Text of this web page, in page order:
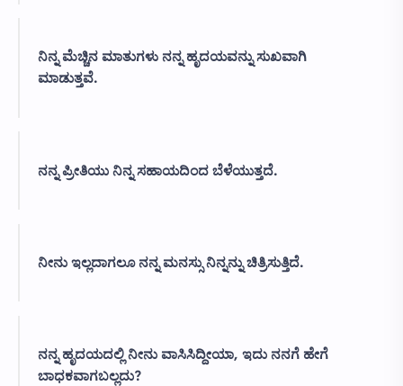
ನಿನ್ನ ಮೆಚ್ಚಿನ ಮಾತುಗಳು ನನ್ನ ಹೃದಯವನ್ನು ಸುಖವಾಗಿ
ಮಾಡುತ್ತವೆ.
ನನ್ನ ಪ್ರೀತಿಯು ನಿನ್ನ ಸಹಾಯದಿಂದ ಬೆಳೆಯುತ್ತದೆ.
ನೀನು ಇಲ್ಲದಾಗಲೂ ನನ್ನ ಮನಸ್ಸು ನಿನ್ನನ್ನು ಚಿತ್ರಿಸುತ್ತಿದೆ.
ನನ್ನ ಹೃದಯದಲ್ಲಿ ನೀನು ವಾಸಿಸಿದ್ದೀಯಾ, ಇದು ನನಗೆ ಹೇಗೆ
ಬಾಧಕವಾಗಬಲ್ಲದು?